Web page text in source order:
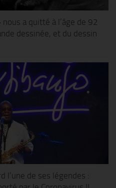
a quitté à l’âge de 92
dessinée, et du dessin
l’une de ses légendes :